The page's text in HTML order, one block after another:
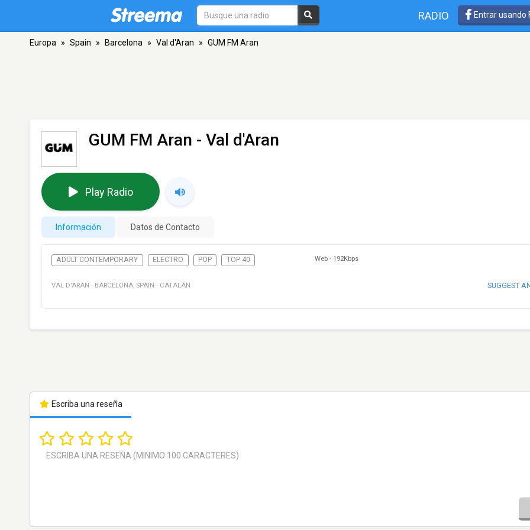
RADIO Entrar usando
Europa » Spain » Barcelona » Val d'Aran » GUM FM Aran
GUM FM Aran - Val d'Aran
Play Radio
Información Datos de Contacto
ADULT CONTEMPORARY ELECTRO POP TOP 40 Web - 192Kbps
VAL D'ARAN · BARCELONA, SPAIN · CATALÁN SUGGEST
Escriba una reseña